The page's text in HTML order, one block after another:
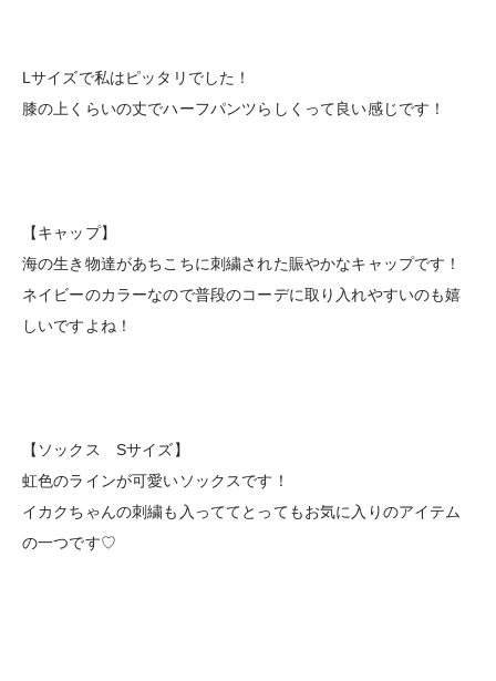
Lサイズで私はピッタリでした！
膝の上くらいの丈でハーフパンツらしくって良い感じです！
【キャップ】
海の生き物達があちこちに刺繍された賑やかなキャップです！
ネイビーのカラーなので普段のコーデに取り入れやすいのも嬉
しいですよね！
【ソックス Sサイズ】
虹色のラインが可愛いソックスです！
イカクちゃんの刺繍も入っててとってもお気に入りのアイテム
の一つです♡